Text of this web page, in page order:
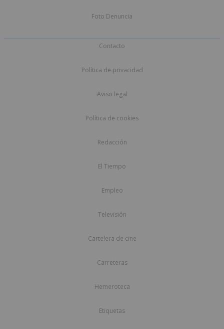
Foto Denuncia
Contacto
Política de privacidad
Aviso legal
Política de cookies
Redacción
El Tiempo
Empleo
Televisión
Cartelera de cine
Carreteras
Hemeroteca
Etiquetas